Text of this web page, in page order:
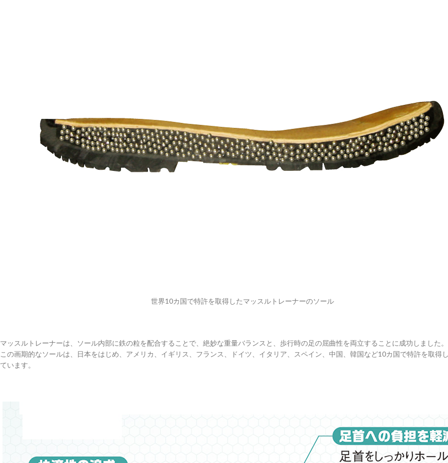
世界10カ国で特許を取得したマッスルトレーナーのソール
マッスルトレーナーは、ソール内部に鉄の粒を配合することで、絶妙な重量バランスと、歩行時の足の屈曲性を両立することに成功しました。
この画期的なソールは、日本をはじめ、アメリカ、イギリス、フランス、ドイツ、イタリア、スペイン、中国、韓国など10カ国で特許を取得
ています。